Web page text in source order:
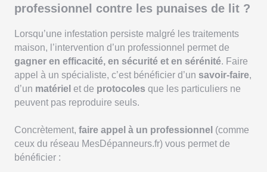
professionnel contre les punaises de lit ?
Lorsqu’une infestation persiste malgré les traitements
maison, l’intervention d’un professionnel permet de
gagner en efficacité, en sécurité et en sérénité. Faire
appel à un spécialiste, c’est bénéficier d’un savoir-faire,
d’un matériel et de protocoles que les particuliers ne
peuvent pas reproduire seuls.
Concrètement, faire appel à un professionnel (comme
ceux du réseau MesDépanneurs.fr) vous permet de
bénéficier :